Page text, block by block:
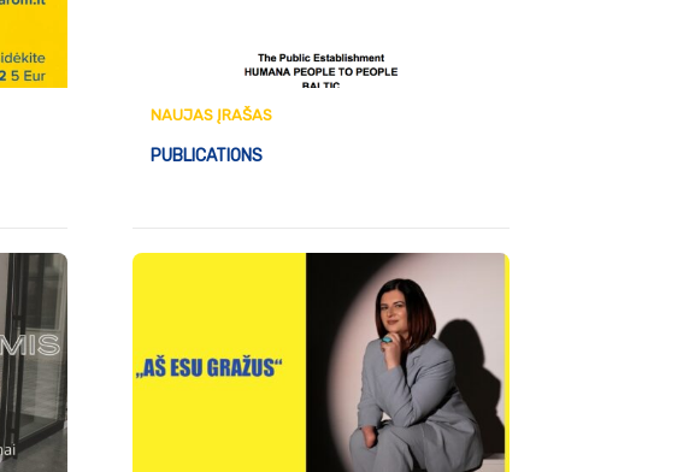
NAUJAS ĮRAŠAS
PUBLICATIONS